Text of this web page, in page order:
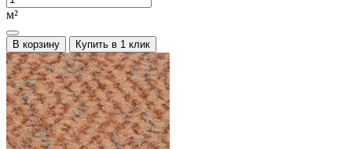
м²
В корзину Купить в 1 клик